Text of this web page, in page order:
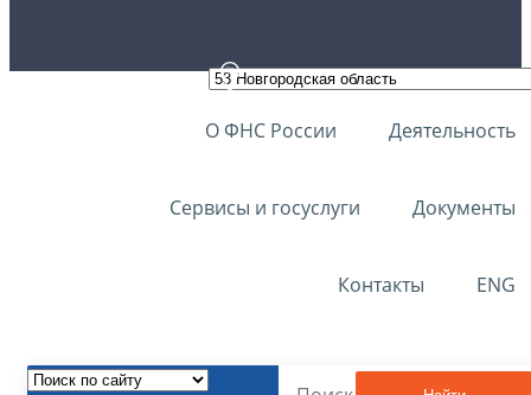
О ФНС России Деятельность
Сервисы и госуслуги Документы
Контакты ENG